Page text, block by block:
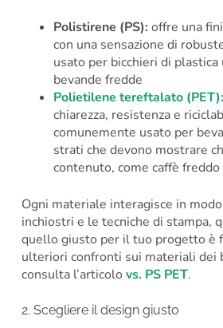
Polistirene (PS): offre una
con una sensazione di
usato per bicchieri di
bevande fredde
Polietilene tereftalato (PET):
chiarezza, resistenza e
comunemente usato per
strati che devono mostrare
contenuto, come caffè
Ogni materiale interagisce in
inchiostri e le tecniche di stampa,
quello giusto per il tuo progetto è
ulteriori confronti sui materiali dei
consulta l’articolo vs. PS PET.
2. Scegliere il design giusto